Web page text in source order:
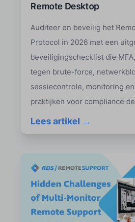
Remote Desktop
Auditeer en beveilig het
Protocol in 2026 met een
beveiligingschecklist die
tegen brute-force,
sessiecontrole, monitoring
praktijken voor compliance
Lees artikel →